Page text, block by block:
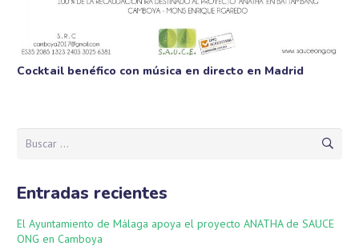
Cocktail benéfico con música en directo en Madrid
Entradas recientes
El Ayuntamiento de Málaga apoya el proyecto ANATHA de SAUCE
ONG en Camboya